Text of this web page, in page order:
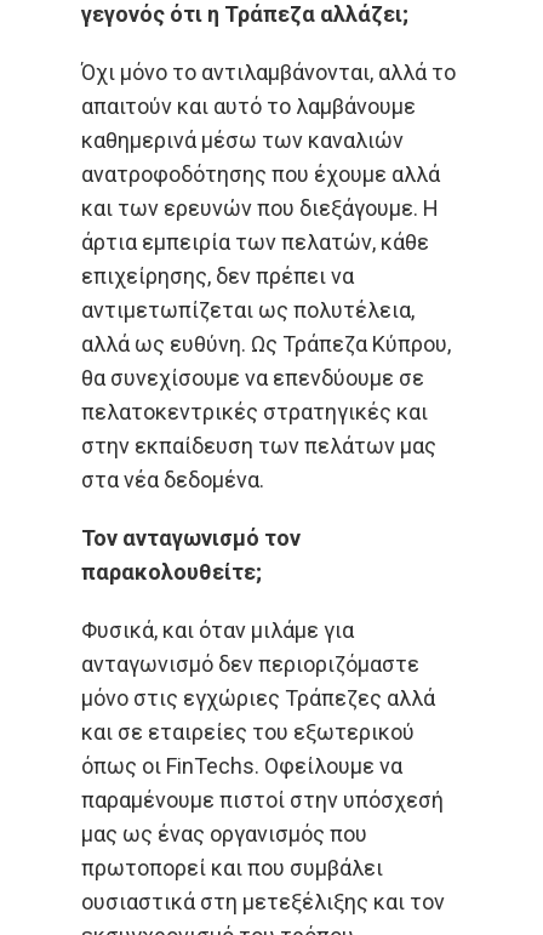
γεγονός ότι η Τράπεζα αλλάζει;
Όχι μόνο το αντιλαμβάνονται, αλλά το
απαιτούν και αυτό το λαμβάνουμε
καθημερινά μέσω των καναλιών
ανατροφοδότησης που έχουμε αλλά
και των ερευνών που διεξάγουμε. Η
άρτια εμπειρία των πελατών, κάθε
επιχείρησης, δεν πρέπει να
αντιμετωπίζεται ως πολυτέλεια,
αλλά ως ευθύνη. Ως Τράπεζα Κύπρου,
θα συνεχίσουμε να επενδύουμε σε
πελατοκεντρικές στρατηγικές και
στην εκπαίδευση των πελάτων μας
στα νέα δεδομένα.
Τον ανταγωνισμό τον
παρακολουθείτε;
Φυσικά, και όταν μιλάμε για
ανταγωνισμό δεν περιοριζόμαστε
μόνο στις εγχώριες Τράπεζες αλλά
και σε εταιρείες του εξωτερικού
όπως οι FinTechs. Οφείλουμε να
παραμένουμε πιστοί στην υπόσχεσή
μας ως ένας οργανισμός που
πρωτοπορεί και που συμβάλει
ουσιαστικά στη μετεξέλιξης και τον